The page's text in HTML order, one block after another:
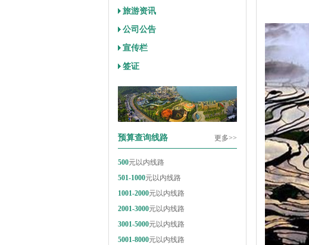
旅游资讯
公司公告
宣传栏
签证
预算查询线路 更多>>
500元以内线路
501-1000元以内线路
1001-2000元以内线路
2001-3000元以内线路
3001-5000元以内线路
5001-8000元以内线路